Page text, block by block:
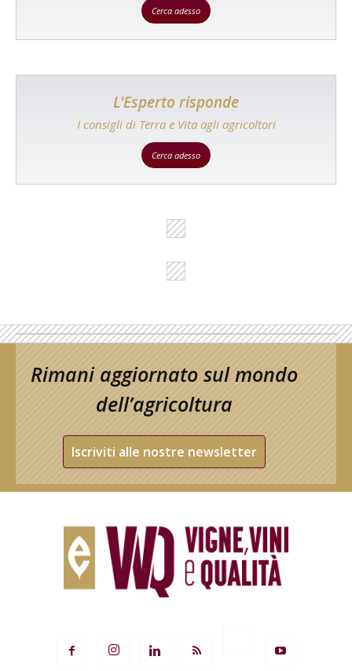
Cerca adesso
L'Esperto risponde
I consigli di Terra e Vita agli agricoltori
Cerca adesso
Rimani aggiornato sul mondo
dell’agricoltura
Iscriviti alle nostre newsletter